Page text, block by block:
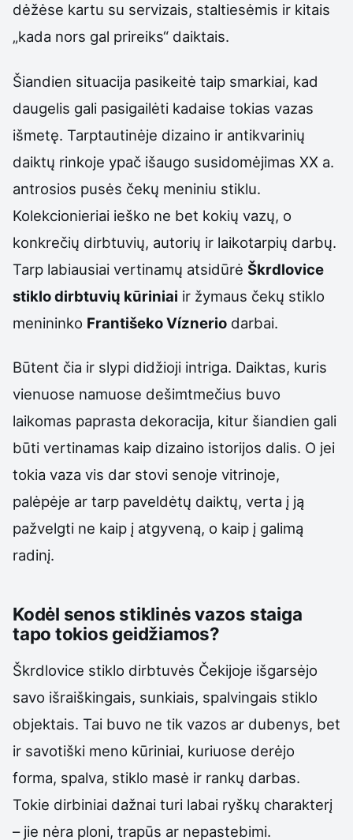
dėžėse kartu su servizais, staltiesėmis ir kitais
„kada nors gal prireiks“ daiktais.
Šiandien situacija pasikeitė taip smarkiai, kad
daugelis gali pasigailėti kadaise tokias vazas
išmetę. Tarptautinėje dizaino ir antikvarinių
daiktų rinkoje ypač išaugo susidomėjimas XX a.
antrosios pusės čekų meniniu stiklu.
Kolekcionieriai ieško ne bet kokių vazų, o
konkrečių dirbtuvių, autorių ir laikotarpių darbų.
Tarp labiausiai vertinamų atsidūrė Škrdlovice
stiklo dirbtuvių kūriniai ir žymaus čekų stiklo
menininko Františeko Víznerio darbai.
Būtent čia ir slypi didžioji intriga. Daiktas, kuris
vienuose namuose dešimtmečius buvo
laikomas paprasta dekoracija, kitur šiandien gali
būti vertinamas kaip dizaino istorijos dalis. O jei
tokia vaza vis dar stovi senoje vitrinoje,
palėpėje ar tarp paveldėtų daiktų, verta į ją
pažvelgti ne kaip į atgyveną, o kaip į galimą
radinį.
Kodėl senos stiklinės vazos staiga
tapo tokios geidžiamos?
Škrdlovice stiklo dirbtuvės Čekijoje išgarsėjo
savo išraiškingais, sunkiais, spalvingais stiklo
objektais. Tai buvo ne tik vazos ar dubenys, bet
ir savotiški meno kūriniai, kuriuose derėjo
forma, spalva, stiklo masė ir rankų darbas.
Tokie dirbiniai dažnai turi labai ryškų charakterį
– jie nėra ploni, trapūs ar nepastebimi.